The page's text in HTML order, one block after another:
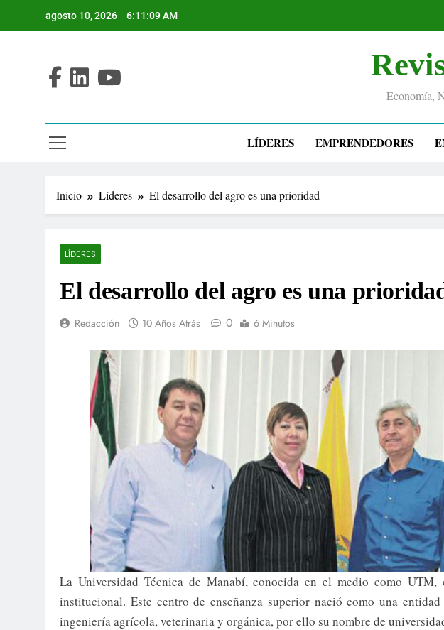
agosto 10, 2026 6:11:10 AM
Economía,
LÍDERES EMPRENDEDORES
Inicio Líderes El desarrollo del agro es una prioridad
LÍDERES
El desarrollo del agro es una
Redacción 10 Años Atrás 0 6 Minutos
La Universidad Técnica de Manabí, conocida en el medio como
institucional. Este centro de enseñanza superior nació como una
ingeniería agrícola, veterinaria y orgánica, por ello su nombre de